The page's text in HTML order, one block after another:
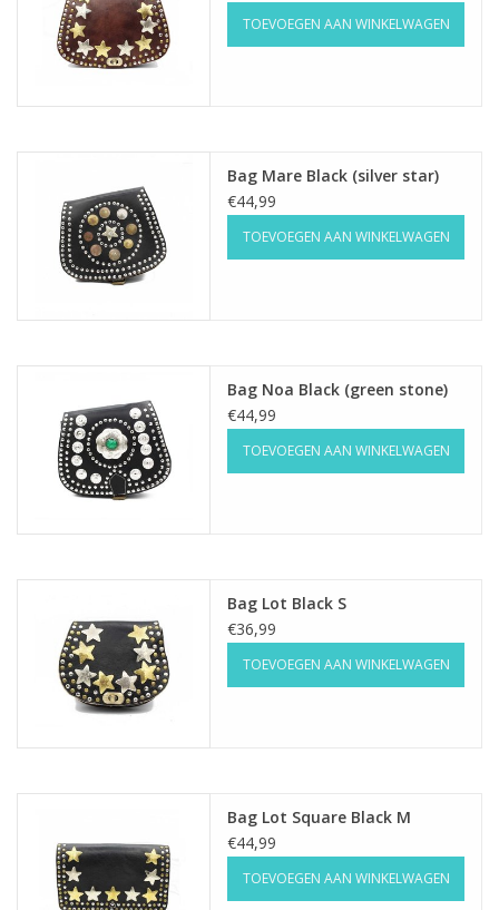
TOEVOEGEN AAN WINKELWAGEN
Bag Mare Black (silver star)
€44,99
TOEVOEGEN AAN WINKELWAGEN
Bag Noa Black (green stone)
€44,99
TOEVOEGEN AAN WINKELWAGEN
Bag Lot Black S
€36,99
TOEVOEGEN AAN WINKELWAGEN
Bag Lot Square Black M
€44,99
TOEVOEGEN AAN WINKELWAGEN